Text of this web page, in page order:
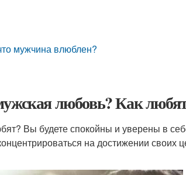
мужчина влюблен?
любовь? Как
Вы будете спокойны и уверены в
на достижении